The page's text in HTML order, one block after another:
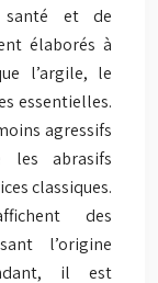
santé et de
élaborés à
l’argile, le
essentielles.
agressifs
les abrasifs
classiques.
des
l’origine
il est